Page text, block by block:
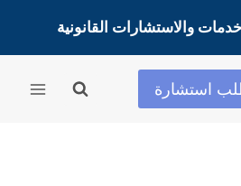
استشارة